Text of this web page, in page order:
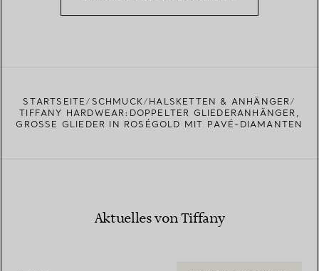
STARTSEITE SCHMUCK
HALSKETTEN & ANHÄNGER
TIFFANY HARDWEAR:DOPPELTER GLIEDERANHÄNGER,
GROSSE GLIEDER IN ROSÉGOLD MIT PAVÉ-DIAMANTEN
Aktuelles von Tiffany